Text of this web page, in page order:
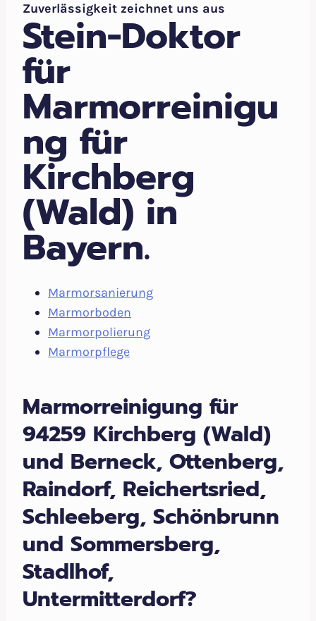
Zuverlässigkeit zeichnet uns aus
Stein-Doktor
für
Marmorreinigu
ng für
Kirchberg
(Wald) in
Bayern.
Marmorsanierung
Marmorboden
Marmorpolierung
Marmorpflege
Marmorreinigung für
94259 Kirchberg (Wald)
und Berneck, Ottenberg,
Raindorf, Reichertsried,
Schleeberg, Schönbrunn
und Sommersberg,
Stadlhof,
Untermitterdorf?